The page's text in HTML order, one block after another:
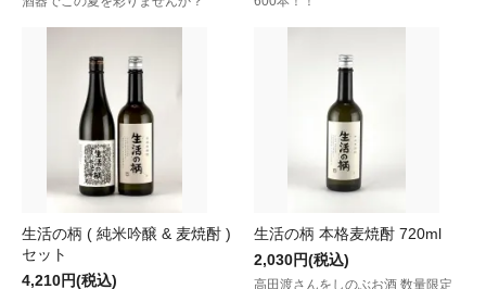
生活の柄 ( 純米吟醸 & 麦焼酎 )
セット
4,210円(税込)
生活の柄 本格麦焼酎 720ml
2,030円(税込)
高田渡さんをしのぶお酒 数量限定